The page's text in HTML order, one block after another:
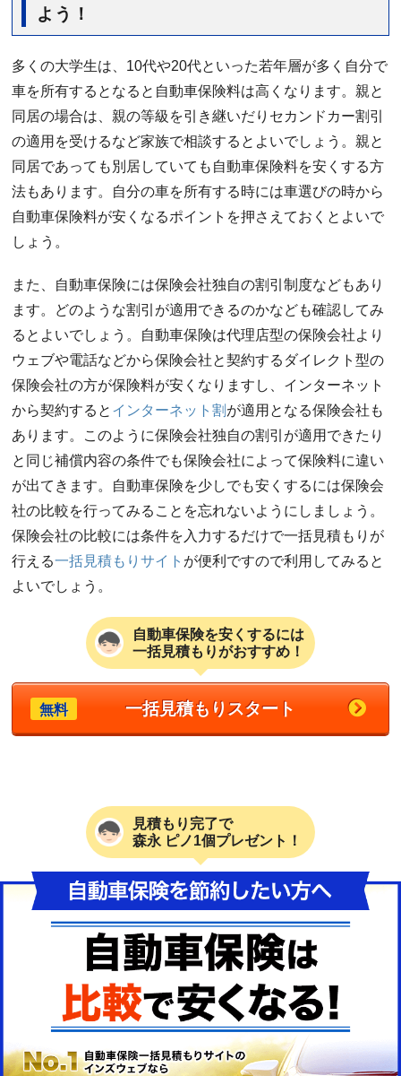
よう！
多くの大学生は、10代や20代といった若年層が多く自分で
車を所有するとなると自動車保険料は高くなります。親と
同居の場合は、親の等級を引き継いだりセカンドカー割引
の適用を受けるなど家族で相談するとよいでしょう。親と
同居であっても別居していても自動車保険料を安くする方
法もあります。自分の車を所有する時には車選びの時から
自動車保険料が安くなるポイントを押さえておくとよいで
しょう。
また、自動車保険には保険会社独自の割引制度などもあり
ます。どのような割引が適用できるのかなども確認してみ
るとよいでしょう。自動車保険は代理店型の保険会社より
ウェブや電話などから保険会社と契約するダイレクト型の
保険会社の方が保険料が安くなりますし、インターネット
から契約すると インターネット割 が適用となる保険会社も
あります。このように保険会社独自の割引が適用できたり
と同じ補償内容の条件でも保険会社によって保険料に違い
が出てきます。自動車保険を少しでも安くするには保険会
社の比較を行ってみることを忘れないようにしましょう。
保険会社の比較には条件を入力するだけで一括見積もりが
行える一括見積もりサイト が便利ですので利用してみると
よいでしょう。
自動車保険を安くするには
一括見積もりがおすすめ！
無料 一括見積もりスタート
見積もり完了で
森永 ピノ1個プレゼント！